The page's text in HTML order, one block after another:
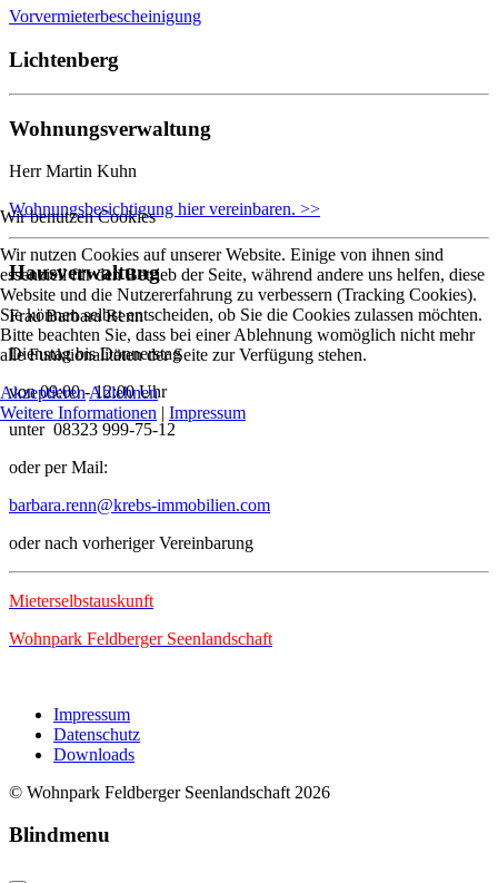
Vorvermieterbescheinigung
Lichtenberg
Wohnungsverwaltung
Herr Martin Kuhn
Wohnungsbesichtigung hier vereinbaren. >>
Hausverwaltung
Frau Barbara Renn
Dienstag bis Donnerstag
von 09:00 - 12:00 Uhr
unter 08323 999-75-12
oder per Mail:
barbara.renn@krebs-immobilien.com
oder nach vorheriger Vereinbarung
Mieterselbstauskunft
Wohnpark Feldberger Seenlandschaft
Impressum
Datenschutz
Downloads
© Wohnpark Feldberger Seenlandschaft 2026
Blindmenu
Wir benutzen Cookies
Wir nutzen Cookies auf unserer Website. Einige von ihnen sind
essenziell für den Betrieb der Seite, während andere uns helfen, diese
Website und die Nutzererfahrung zu verbessern (Tracking Cookies).
Sie können selbst entscheiden, ob Sie die Cookies zulassen möchten.
Bitte beachten Sie, dass bei einer Ablehnung womöglich nicht mehr
alle Funktionalitäten der Seite zur Verfügung stehen.
AkzeptierenAblehnen
Weitere Informationen | Impressum